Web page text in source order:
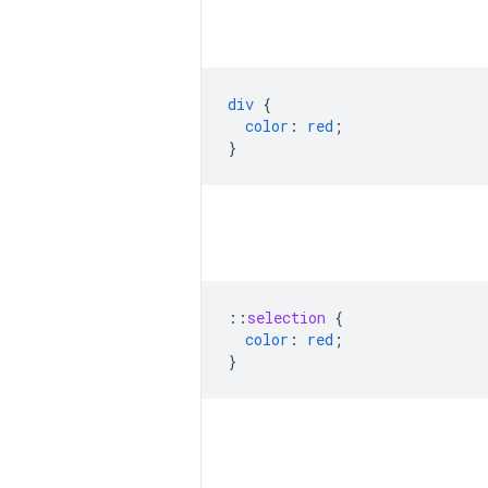
div {
color : red ;
}
:: selection {
color : red ;
}